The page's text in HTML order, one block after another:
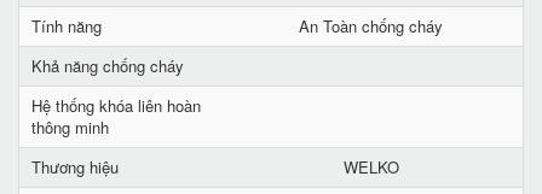
Tính năng
An Toàn chống cháy
Khả năng chống cháy
Hệ thống khóa liên hoàn
thông minh
Thương hiệu
WELKO